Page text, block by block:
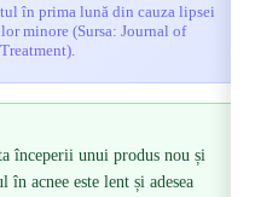
în prima lună din cauza lipsei
minore (Sursa: Journal of
începerii unui produs nou și
acnee este lent și adesea